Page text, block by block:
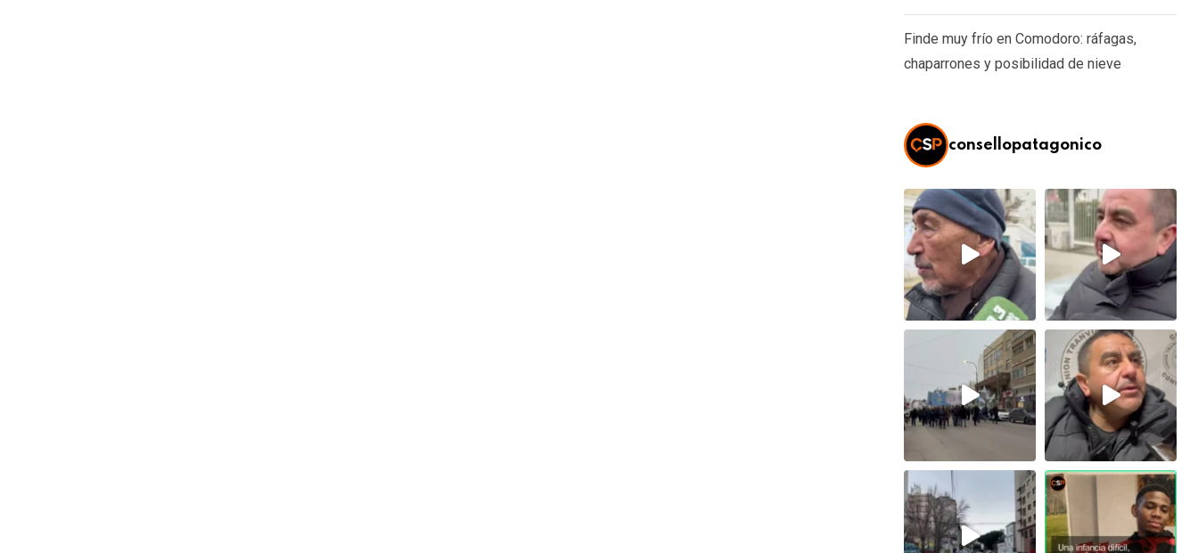
Finde muy frío en Comodoro: ráfagas,
chaparrones y posibilidad de nieve
consellopatagonico